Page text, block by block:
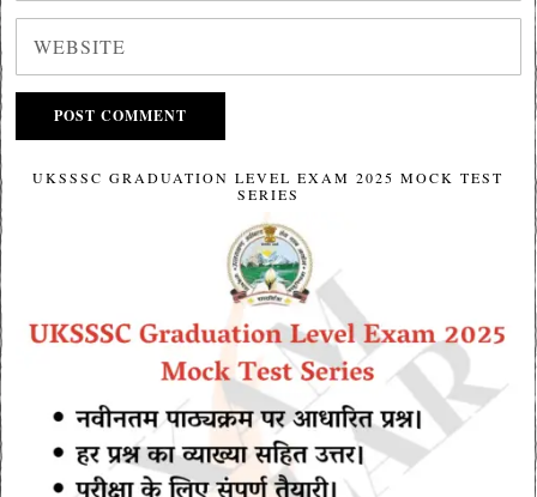
UKSSSC GRADUATION LEVEL EXAM 2025 MOCK TEST
SERIES